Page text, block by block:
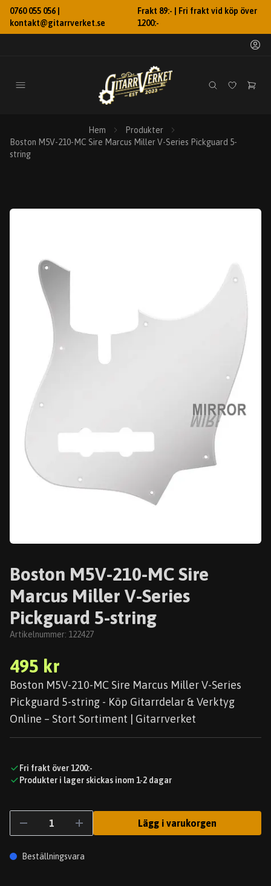
0760 055 056 |
kontakt@gitarrverket.se
Frakt 89:- | Fri frakt vid köp över
1200:-
Hem
Produkter
Boston M5V-210-MC Sire Marcus Miller V-Series Pickguard 5-
string
Boston M5V-210-MC Sire
Marcus Miller V-Series
Pickguard 5-string
Artikelnummer: 122427
495 kr
Boston M5V-210-MC Sire Marcus Miller V-Series
Pickguard 5-string - Köp Gitarrdelar & Verktyg
Online – Stort Sortiment | Gitarrverket
Fri frakt över 1200:-
Produkter i lager skickas inom 1-2 dagar
Lägg i varukorgen
Beställningsvara